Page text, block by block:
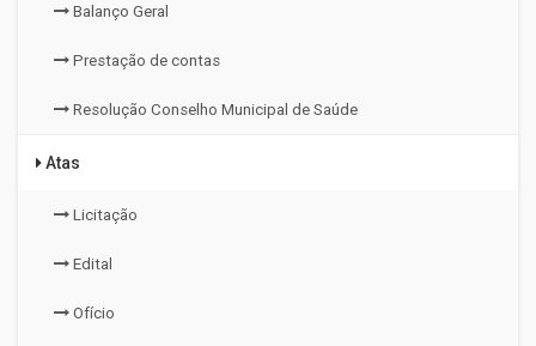
Balanço Geral
Prestação de contas
Resolução Conselho Municipal de Saúde
Atas
Licitação
Edital
Ofício